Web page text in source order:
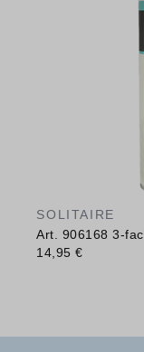
SOLITAIRE
Art. 906168 3-
14,95 €